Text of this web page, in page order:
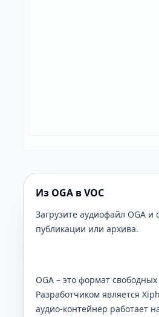
Из OGA в VOC
Загрузите аудиофайл OGA
публикации или архива.
OGA – это формат
Разработчиком является
аудио-контейнер работает